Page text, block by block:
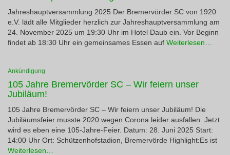
Jahreshauptversammlung 2025 Der Bremervörder SC von 1920
e.V. lädt alle Mitglieder herzlich zur Jahreshauptversammlung am
24. November 2025 um 19:30 Uhr im Hotel Daub ein. Vor Beginn
findet ab 18:30 Uhr ein gemeinsames Essen auf Weiterlesen…
Ankündigung
105 Jahre Bremervörder SC – Wir feiern unser
Jubiläum!
105 Jahre Bremervörder SC – Wir feiern unser Jubiläum! Die
Jubiläumsfeier musste 2020 wegen Corona leider ausfallen. Jetzt
wird es eben eine 105-Jahre-Feier. Datum: 28. Juni 2025 Start:
14:00 Uhr Ort: Schützenhofstadion, Bremervörde Highlight:Es ist
Weiterlesen…